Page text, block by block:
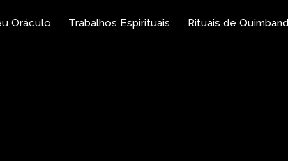
Oráculo Trabalhos Espirituais Rituais de